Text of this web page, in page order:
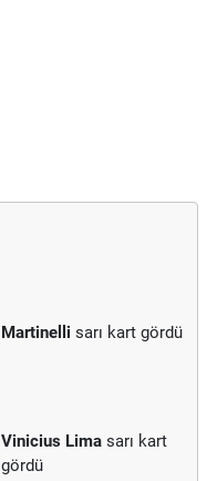
Martinelli sarı kart gördü
Vinicius Lima sarı kart
gördü